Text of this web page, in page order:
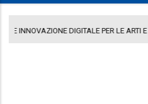
COMUNICATO GAL PORTA A LEVANTE